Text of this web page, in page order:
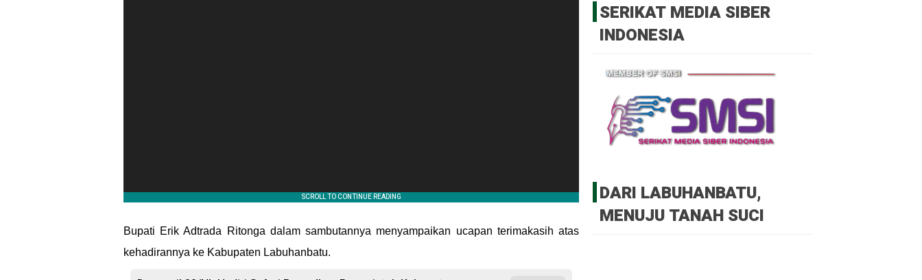
Bupati Erik Adtrada Ritonga dalam sambutannya menyampaikan ucapan terimakasih atas
kehadirannya ke Kabupaten Labuhanbatu.
SERIKAT MEDIA SIBER
INDONESIA
DARI LABUHANBATU,
MENUJU TANAH SUCI